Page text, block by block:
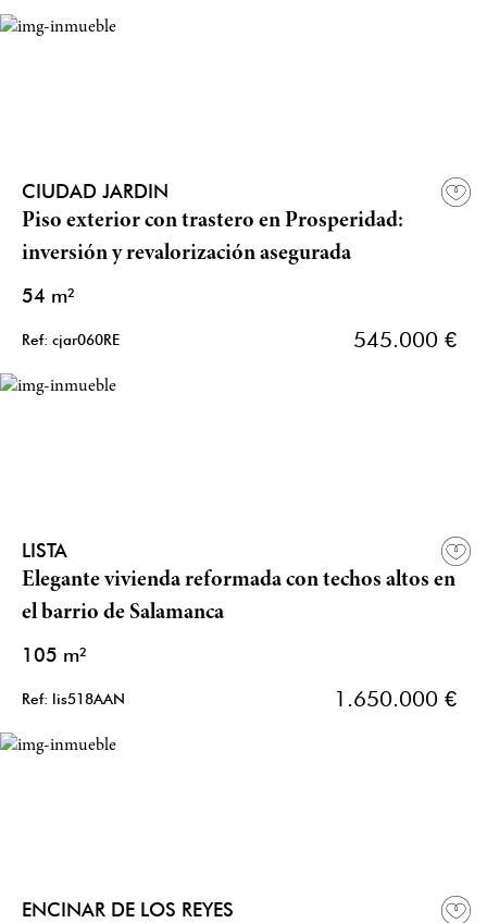
CIUDAD JARDIN
Piso exterior con trastero en Prosperidad:
inversión y revalorización asegurada
54 m²
Ref: cjar060RE 545.000 €
LISTA
Elegante vivienda reformada con techos altos en
el barrio de Salamanca
105 m²
Ref: lis518AAN 1.650.000 €
ENCINAR DE LOS REYES